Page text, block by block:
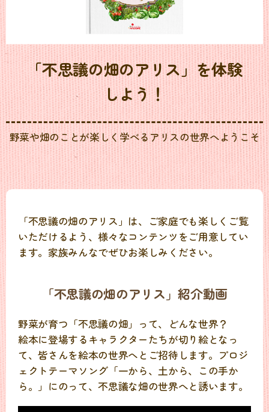
「不思議の畑のアリス」を体験
しよう！
野菜や畑のことが楽しく学べるアリスの世界へようこそ
「不思議の畑のアリス」は、ご家庭でも楽しくご覧
いただけるよう、様々なコンテンツをご用意してい
ます。家族みんなでぜひお楽しみください。
「不思議の畑のアリス」紹介動画
野菜が育つ「不思議の畑」って、どんな世界？
絵本に登場するキャラクターたちが切り絵となっ
て、皆さんを絵本の世界へとご招待します。プロジ
ェクトテーマソング「一から、土から、この手か
ら。」にのって、不思議な畑の世界へと誘います。